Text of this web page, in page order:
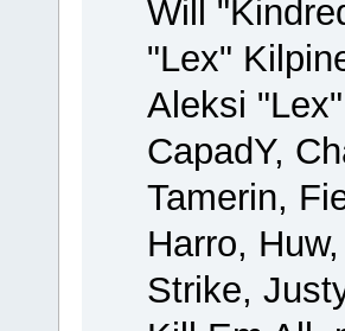
Will
"Lex"
Aleksi
CapadY,
Tamerin,
Harro,
Strike,